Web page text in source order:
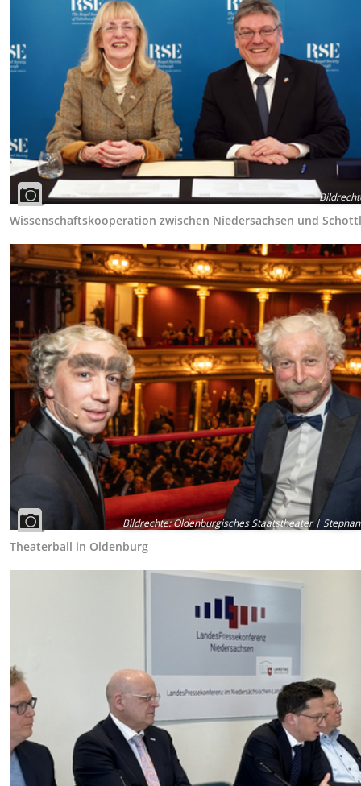
Wissenschaftskooperation zwischen Niedersachsen und
Bildrechte:Oldenburgisches Staatstheater |
Theaterball in Oldenburg